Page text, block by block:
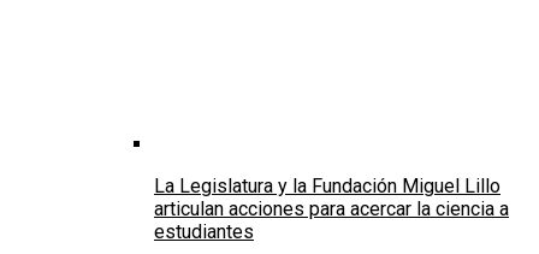
La Legislatura y la Fundación Miguel Lillo
articulan acciones para acercar la ciencia a
estudiantes